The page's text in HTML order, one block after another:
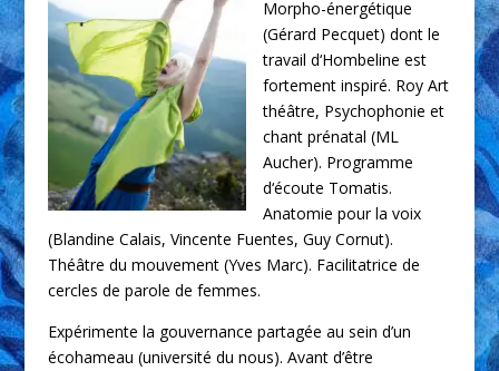
Morpho-énergétique
(Gérard Pecquet) dont le
travail d‘Hombeline est
fortement inspiré. Roy Art
théâtre, Psychophonie et
chant prénatal (ML
Aucher). Programme
d‘écoute Tomatis.
Anatomie pour la voix
(Blandine Calais, Vincente Fuentes, Guy Cornut).
Théâtre du mouvement (Yves Marc). Facilitatrice de
cercles de parole de femmes.
Expérimente la gouvernance partagée au sein d’un
écohameau (université du nous). Avant d’être